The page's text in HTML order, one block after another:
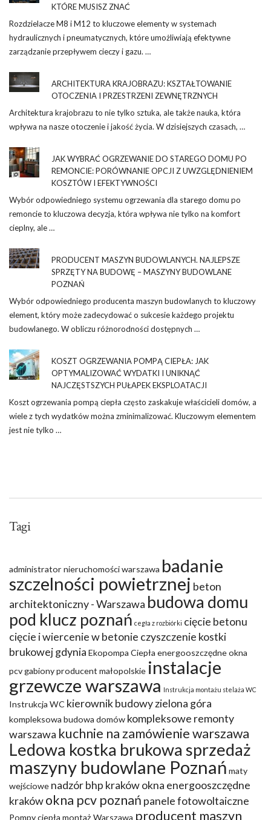
KTÓRE MUSISZ ZNAĆ
Rozdzielacze M8 i M12 to kluczowe elementy w systemach
hydraulicznych i pneumatycznych, które umożliwiają efektywne
zarządzanie przepływem cieczy i gazu. …
ARCHITEKTURA KRAJOBRAZU: KSZTAŁTOWANIE
OTOCZENIA I PRZESTRZENI ZEWNĘTRZNYCH
Architektura krajobrazu to nie tylko sztuka, ale także nauka, która
wpływa na nasze otoczenie i jakość życia. W dzisiejszych czasach, …
JAK WYBRAĆ OGRZEWANIE DO STAREGO DOMU PO
REMONCIE: PORÓWNANIE OPCJI Z UWZGLĘDNIENIEM
KOSZTÓW I EFEKTYWNOŚCI
Wybór odpowiedniego systemu ogrzewania dla starego domu po
remoncie to kluczowa decyzja, która wpływa nie tylko na komfort
cieplny, ale …
PRODUCENT MASZYN BUDOWLANYCH. NAJLEPSZE
SPRZĘTY NA BUDOWĘ – MASZYNY BUDOWLANE
POZNAŃ
Wybór odpowiedniego producenta maszyn budowlanych to kluczowy
element, który może zadecydować o sukcesie każdego projektu
budowlanego. W obliczu różnorodności dostępnych …
KOSZT OGRZEWANIA POMPĄ CIEPŁA: JAK
OPTYMALIZOWAĆ WYDATKI I UNIKNĄĆ
NAJCZĘSTSZYCH PUŁAPEK EKSPLOATACJI
Koszt ogrzewania pompą ciepła często zaskakuje właścicieli domów, a
wiele z tych wydatków można zminimalizować. Kluczowym elementem
jest nie tylko …
Tagi
administrator nieruchomości warszawa badanie
szczelności powietrznej beton
architektoniczny - Warszawa budowa domu
pod klucz poznań cegła z rozbiórki cięcie betonu
cięcie i wiercenie w betonie czyszczenie kostki
brukowej gdynia Ekopompa Ciepła energooszczędne okna
pcvgabiony producent małopolskie instalacje
grzewcze warszawa Instrukcja montażu stelaża WC
Instrukcja WC kierownik budowy zielona góra
kompleksowa budowa domów kompleksowe remonty
warszawa kuchnie na zamówienie warszawa
Ledowa kostka brukowa sprzedaż
maszyny budowlane Poznań maty
wejściowe nadzór bhp krakówokna energooszczędne
krakówokna pcv poznań panele fotowoltaiczne
Pompy ciepła montaż Warszawa producent maszyn